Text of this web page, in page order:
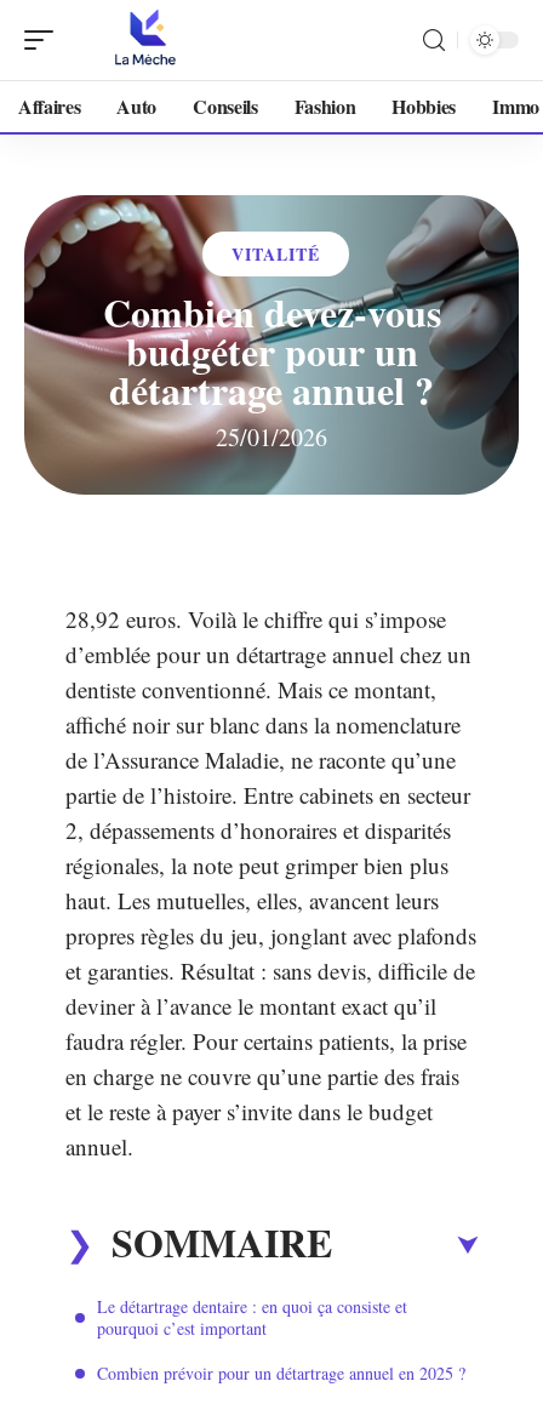
Affaires Auto Conseils Fashion Hobbies Immo
VITALITÉ
Combien devez-vous
budgéter pour un
détartrage annuel ?
25/01/2026
28,92 euros. Voilà le chiffre qui s’impose
d’emblée pour un détartrage annuel chez un
dentiste conventionné. Mais ce montant,
affiché noir sur blanc dans la nomenclature
de l’Assurance Maladie, ne raconte qu’une
partie de l’histoire. Entre cabinets en secteur
2, dépassements d’honoraires et disparités
régionales, la note peut grimper bien plus
haut. Les mutuelles, elles, avancent leurs
propres règles du jeu, jonglant avec plafonds
et garanties. Résultat : sans devis, difficile de
deviner à l’avance le montant exact qu’il
faudra régler. Pour certains patients, la prise
en charge ne couvre qu’une partie des frais
et le reste à payer s’invite dans le budget
annuel.
SOMMAIRE
Le détartrage dentaire : en quoi ça consiste et
pourquoi c’est important
Combien prévoir pour un détartrage annuel en 2025 ?